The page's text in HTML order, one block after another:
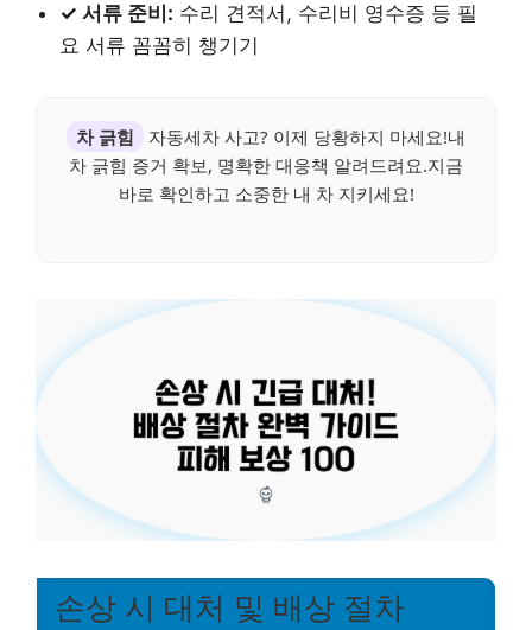
✓ 서류 준비: 수리 견적서, 수리비 영수증 등 필
요 서류 꼼꼼히 챙기기
차 긁힘
자동세차 사고? 이제 당황하지 마세요!내
차 긁힘 증거 확보, 명확한 대응책 알려드려요.지금
바로 확인하고 소중한 내 차 지키세요!
손상 시 대처 및 배상 절차